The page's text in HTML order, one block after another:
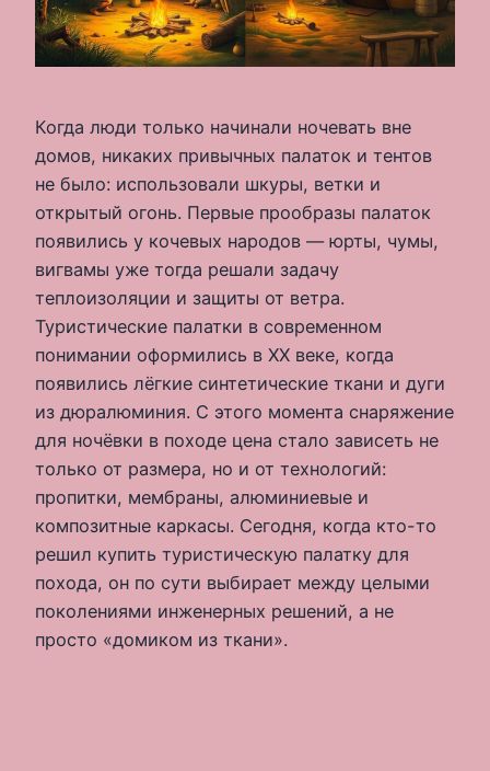
Когда люди только начинали ночевать вне
домов, никаких привычных палаток и тентов
не было: использовали шкуры, ветки и
открытый огонь. Первые прообразы палаток
появились у кочевых народов — юрты, чумы,
вигвамы уже тогда решали задачу
теплоизоляции и защиты от ветра.
Туристические палатки в современном
понимании оформились в XX веке, когда
появились лёгкие синтетические ткани и дуги
из дюралюминия. С этого момента снаряжение
для ночёвки в походе цена стало зависеть не
только от размера, но и от технологий:
пропитки, мембраны, алюминиевые и
композитные каркасы. Сегодня, когда кто-то
решил купить туристическую палатку для
похода, он по сути выбирает между целыми
поколениями инженерных решений, а не
просто «домиком из ткани».